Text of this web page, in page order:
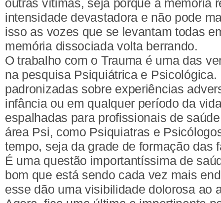
outras vítimas, seja porque a memória
intensidade devastadora e não pode
isso as vozes que se levantam todas
memória dissociada volta berrando.
O trabalho com o Trauma é uma das
na pesquisa Psiquiátrica e Psicológica.
padronizadas sobre experiências
infância ou em qualquer período da
espalhadas para profissionais de
área Psi, como Psiquiatras e
tempo, seja da grade de formação das
É uma questão importantíssima de
bom que está sendo cada vez mais
esse dão uma visibilidade dolorosa ao